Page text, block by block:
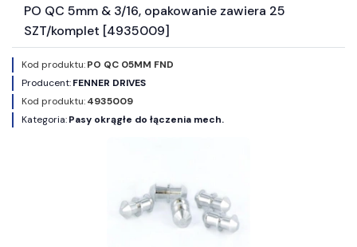
PO QC 5mm & 3/16, opakowanie zawiera 25
SZT/komplet [4935009]
Kod produktu:PO QC 05MM FND
Producent:FENNER DRIVES
Kod produktu:4935009
Kategoria:Pasy okrągłe do łączenia mech.